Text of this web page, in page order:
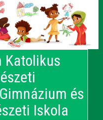
Katolikus
és
Iskola